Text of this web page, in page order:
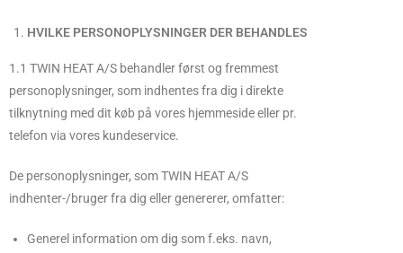
HVILKE PERSONOPLYSNINGER DER BEHANDLES
1.1 TWIN HEAT A/S behandler først og fremmest
personoplysninger, som indhentes fra dig i direkte
tilknytning med dit køb på vores hjemmeside eller pr.
telefon via vores kundeservice.
De personoplysninger, som TWIN HEAT A/S
indhenter-/bruger fra dig eller genererer, omfatter:
Generel information om dig som f.eks. navn,